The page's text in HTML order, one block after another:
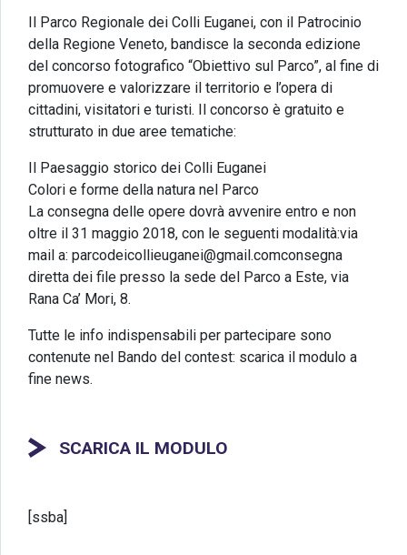
Il Parco Regionale dei Colli Euganei, con il Patrocinio
della Regione Veneto, bandisce la seconda edizione
del concorso fotografico “Obiettivo sul Parco”, al fine di
promuovere e valorizzare il territorio e l’opera di
cittadini, visitatori e turisti. Il concorso è gratuito e
strutturato in due aree tematiche:
Il Paesaggio storico dei Colli Euganei
Colori e forme della natura nel Parco
La consegna delle opere dovrà avvenire entro e non
oltre il 31 maggio 2018, con le seguenti modalità:via
mail a: parcodeicollieuganei@gmail.comconsegna
diretta dei file presso la sede del Parco a Este, via
Rana Ca’ Mori, 8.
Tutte le info indispensabili per partecipare sono
contenute nel Bando del contest: scarica il modulo a
fine news.
SCARICA IL MODULO
[ssba]